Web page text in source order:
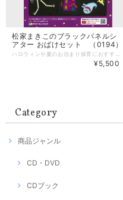
松家まきこのブラックパネルシ
アター おばけセット （0194）
¥5,500
Category
商品ジャンル
CD・DVD
CDブック